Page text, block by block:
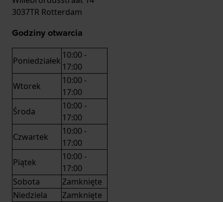
3037TR Rotterdam
Godziny otwarcia
Poniedziałek
10:00 -
17:00
Wtorek
10:00 -
17:00
Środa
10:00 -
17:00
Czwartek
10:00 -
17:00
Piątek
10:00 -
17:00
Sobota
Zamknięte
Niedziela
Zamknięte